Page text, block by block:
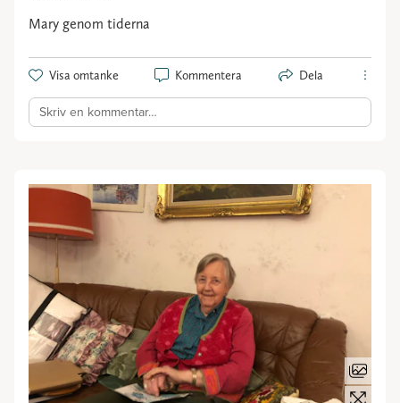
Mary genom tiderna
Visa omtanke Kommentera Dela
Skriv en kommentar…